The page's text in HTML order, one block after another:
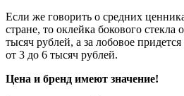
Если же говорить о средних
стране, то оклейка бокового стекла
тысяч рублей, а за лобовое
от 3 до 6 тысяч рублей.
Цена и бренд имеют значение!